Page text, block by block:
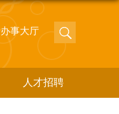
办事大厅
人才招聘